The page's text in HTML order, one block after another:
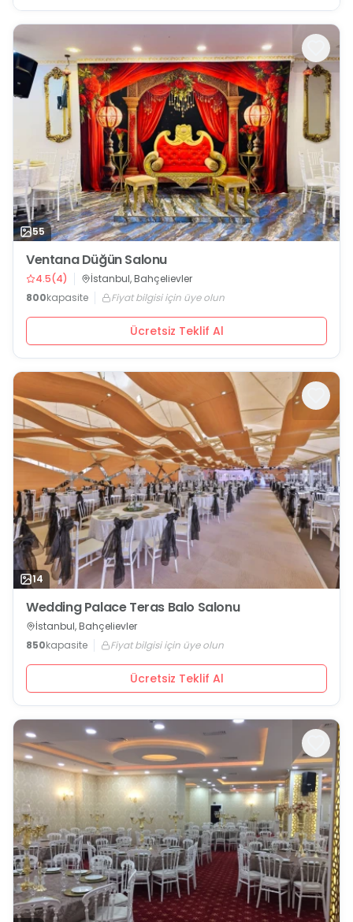
55
Ventana Düğün Salonu
4.5(4)
İstanbul, Bahçelievler
800kapasite Fiyat bilgisi için üye olun
Ücretsiz Teklif Al
14
Wedding Palace Teras Balo Salonu
İstanbul, Bahçelievler
850kapasite Fiyat bilgisi için üye olun
Ücretsiz Teklif Al